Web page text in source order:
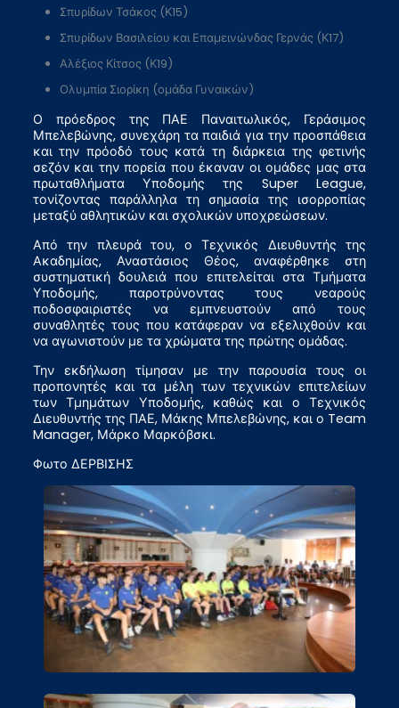
Σπυρίδων Τσάκος (Κ15)
Σπυρίδων Βασιλείου και Επαμεινώνδας Γερνάς (Κ17)
Αλέξιος Κίτσος (Κ19)
Ολυμπία Σιορίκη (ομάδα Γυναικών)
Ο πρόεδρος της ΠΑΕ Παναιτωλικός, Γεράσιμος
Μπελεβώνης, συνεχάρη τα παιδιά για την προσπάθεια
και την πρόοδό τους κατά τη διάρκεια της φετινής
σεζόν και την πορεία που έκαναν οι ομάδες μας στα
πρωταθλήματα Υποδομής της Super League,
τονίζοντας παράλληλα τη σημασία της ισορροπίας
μεταξύ αθλητικών και σχολικών υποχρεώσεων.
Από την πλευρά του, ο Τεχνικός Διευθυντής της
Ακαδημίας, Αναστάσιος Θέος, αναφέρθηκε στη
συστηματική δουλειά που επιτελείται στα Τμήματα
Υποδομής, παροτρύνοντας τους νεαρούς
ποδοσφαιριστές να εμπνευστούν από τους
συναθλητές τους που κατάφεραν να εξελιχθούν και
να αγωνιστούν με τα χρώματα της πρώτης ομάδας.
Την εκδήλωση τίμησαν με την παρουσία τους οι
προπονητές και τα μέλη των τεχνικών επιτελείων
των Τμημάτων Υποδομής, καθώς και ο Τεχνικός
Διευθυντής της ΠΑΕ, Μάκης Μπελεβώνης, και ο Team
Manager, Μάρκο Μαρκόβσκι.
Φωτο ΔΕΡΒΙΣΗΣ